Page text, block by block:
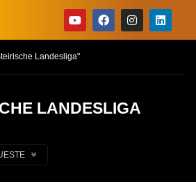
Landesliga"
LANDESLIGA